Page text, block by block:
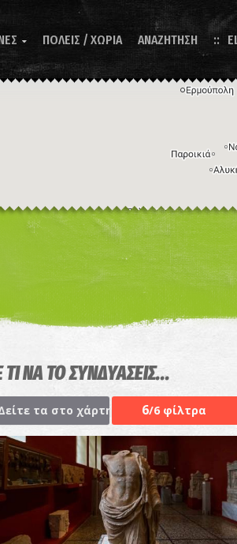
 ΠΟΛΕΙΣ / ΧΩΡΙΑ ΑΝΑΖΗΤΗΣΗ
πληκτρολογίου Η εικόνα ενδέχεται να υπόκειται σε
ΝΑ ΤΟ ΣΥΝΔΥΑΣΕΙΣ...
τα στο χάρτη 6/6 φίλτρα